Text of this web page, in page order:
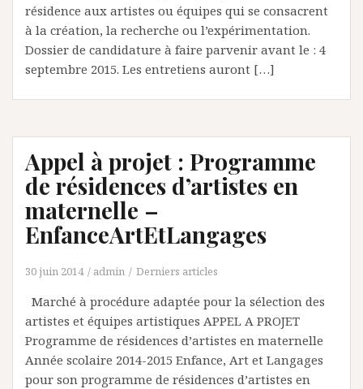
résidence aux artistes ou équipes qui se consacrent
à la création, la recherche ou l’expérimentation.
Dossier de candidature à faire parvenir avant le : 4
septembre 2015. Les entretiens auront […]
Appel à projet : Programme
de résidences d’artistes en
maternelle –
EnfanceArtEtLangages
30 juin 2014 admin Derniers articles
Marché à procédure adaptée pour la sélection des
artistes et équipes artistiques APPEL A PROJET
Programme de résidences d’artistes en maternelle
Année scolaire 2014-2015 Enfance, Art et Langages
pour son programme de résidences d’artistes en